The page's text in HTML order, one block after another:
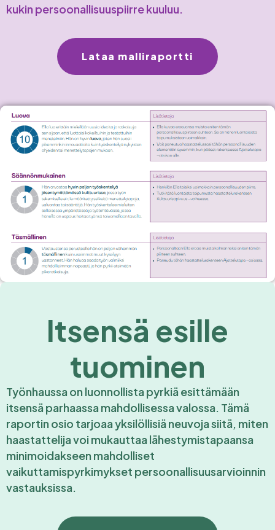
kukin persoonallisuuspiirre kuuluu.
Lataa malliraportti
Itsensä esille
tuominen
Työnhaussa on luonnollista pyrkiä esittämään
itsensä parhaassa mahdollisessa valossa. Tämä
raportin osio tarjoaa yksilöllisiä neuvoja siitä, miten
haastattelija voi mukauttaa lähestymistapaansa
minimoidakseen mahdolliset
vaikuttamispyrkimykset persoonallisuusarvioinnin
vastauksissa.